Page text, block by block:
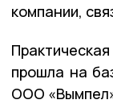
компании,
прошла на
ООО